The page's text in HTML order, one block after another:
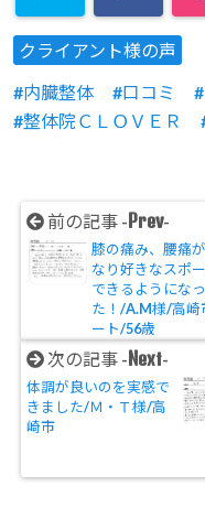
クライアント様の声
内臓整体
口コミ
整体院ＣＬＯＶＥＲ
前の記事 - Prev-
膝の痛み、腰痛
なり好きなスポ
できるようになっ
た！/A.M様/高崎
ート/56歳
次の記事 - Next-
体調が良いのを実感で
きました/Ｍ・Ｔ様/高
崎市